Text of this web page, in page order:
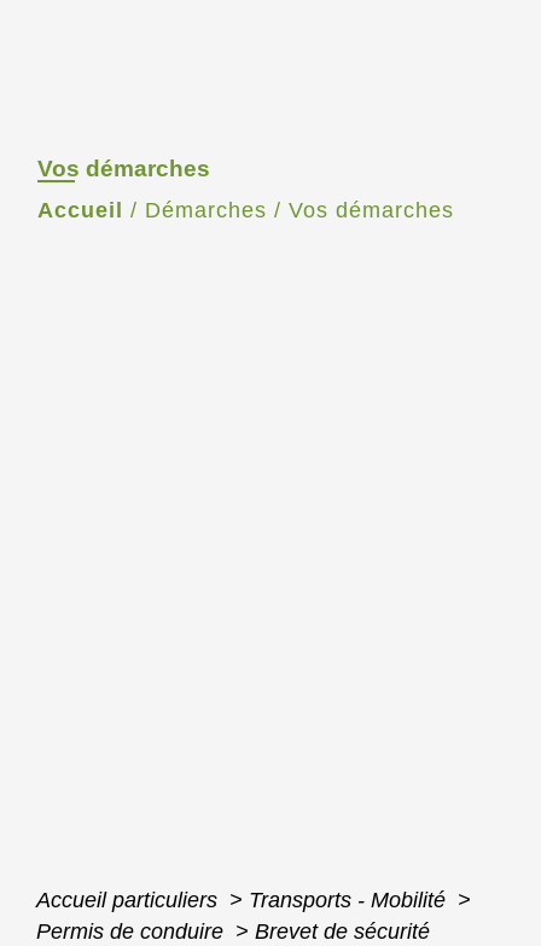
Vos démarches
Accueil / Démarches / Vos démarches
Accueil particuliers > Transports - Mobilité >
Permis de conduire > Brevet de sécurité